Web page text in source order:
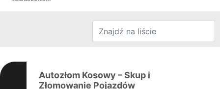
Autozłom Kosowy – Skup i
Złomowanie Pojazdów